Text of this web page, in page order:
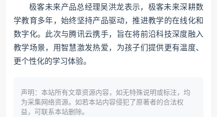
极客未来产品总经理吴洪龙表示，极客未来深耕数
学教育多年，始终坚持产品驱动，推进教学的在线化和
数字化。此次与腾讯云携手，旨在将前沿科技深度融入
教学场景，用智慧激发热爱，为孩子们提供更有温度、
更个性化的学习体验。
声明：本站所有文章资源内容，如无特殊说明或标注，均
为采集网络资源。如若本站内容侵犯了原著者的合法权
益，可联系本站删除。